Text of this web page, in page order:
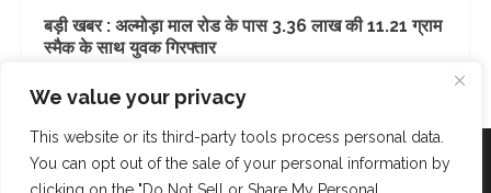
We value your privacy
This website or its third-party tools process personal data.
You can opt out of the sale of your personal information by
बड़ी खबर : अल्मोड़ा माल रोड के पास 3.36 लाख की 11.21 ग्राम
स्मैक के साथ युवक गिरफ्तार
FacebookInstagram
Twitter